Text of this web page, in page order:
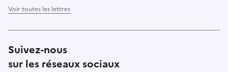
Voir toutes les lettres
Suivez-nous
sur les réseaux sociaux